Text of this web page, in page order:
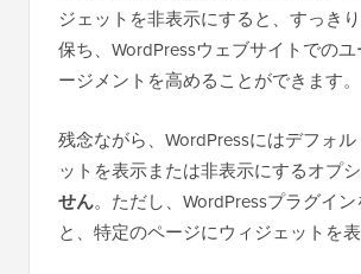
ジェットを非表示にすると、すっき
保ち、WordPressウェブサイトでの
ージメントを高めることができます。
残念ながら、WordPressにはデフォ
ットを表示または非表示にするオプ
せん。ただし、WordPressプラグイ
と、特定のページにウィジェットを表